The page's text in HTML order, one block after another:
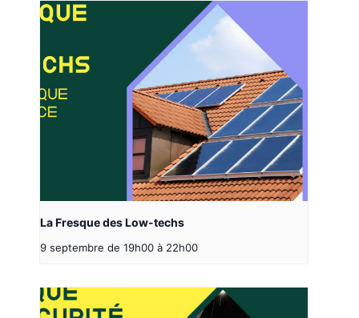
La Fresque des Low-techs
9 septembre de 19h00 à 22h00